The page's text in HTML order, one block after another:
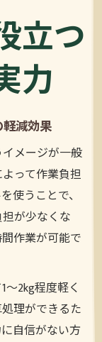
立つ
力
減効果
メージが一般
って作業負担
使うことで、
が少なくな
作業が可能で
2kg程度軽く
理ができるた
自信がない方